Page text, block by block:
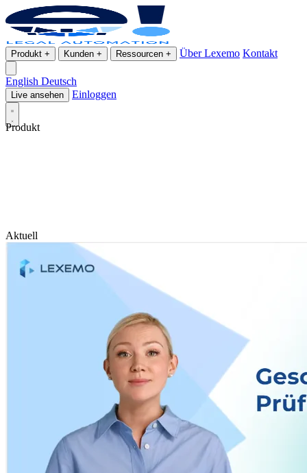
Produkt + Kunden + Ressourcen + Über Lexemo Kontakt
English Deutsch
Live ansehen Einloggen
Produkt
Aktuell